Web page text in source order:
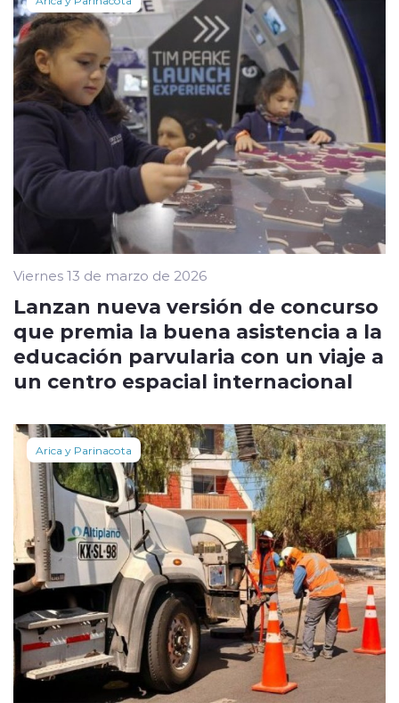
Viernes 13 de marzo de 2026
Lanzan nueva versión de concurso
que premia la buena asistencia a la
educación parvularia con un viaje a
un centro espacial internacional
Arica y Parinacota